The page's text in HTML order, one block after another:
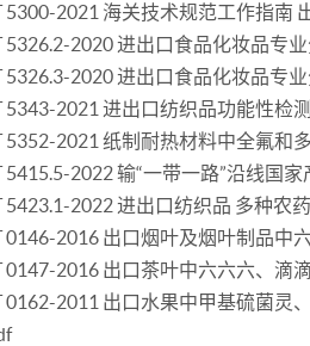
5300-2021 海关技术规范工作指南
5326.2-2020 进出口食品化妆品专
5326.3-2020 进出口食品化妆品专
5343-2021 进出口纺织品功能性检
5352-2021 纸制耐热材料中全氟和
5415.5-2022 输“一带一路”沿线国
5423.1-2022 进出口纺织品 多种农
0146-2016 出口烟叶及烟叶制品中
0147-2016 出口茶叶中六六六、滴
0162-2011 出口水果中甲基硫菌灵